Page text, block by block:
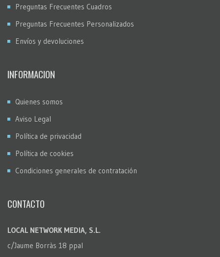
Preguntas Frecuentes Cuadros
Preguntas Frecuentes Personalizados
Envíos y devoluciones
INFORMACION
Quienes somos
Aviso Legal
Política de privacidad
Política de cookies
Condiciones generales de contratación
CONTACTO
LOCAL NETWORK MEDIA, S.L.
c/Jaume Borràs 18 ppal